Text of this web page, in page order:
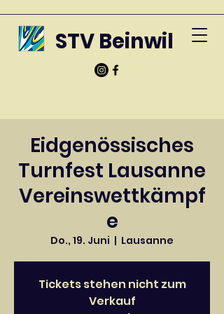
STV Beinwil
Eidgenössisches
Turnfest Lausanne
Vereinswettkämpf
e
Do., 19. Juni
  |
Lausanne
Tickets stehen nicht zum
Verkauf